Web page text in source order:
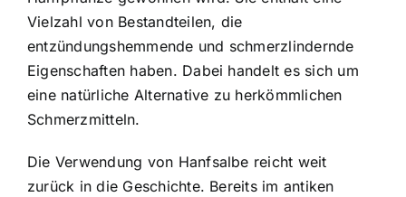
Vielzahl von Bestandteilen, die
entzündungshemmende und schmerzlindernde
Eigenschaften haben. Dabei handelt es sich um
eine natürliche Alternative zu herkömmlichen
Schmerzmitteln.
Die Verwendung von Hanfsalbe reicht weit
zurück in die Geschichte. Bereits im antiken